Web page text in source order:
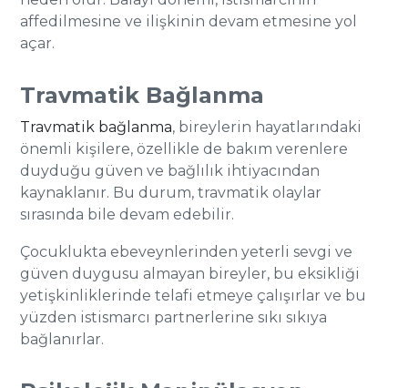
affedilmesine ve ilişkinin devam etmesine yol
açar.
Travmatik Bağlanma
Travmatik bağlanma, bireylerin hayatlarındaki
önemli kişilere, özellikle de bakım verenlere
duyduğu güven ve bağlılık ihtiyacından
kaynaklanır. Bu durum, travmatik olaylar
sırasında bile devam edebilir.
Çocuklukta ebeveynlerinden yeterli sevgi ve
güven duygusu almayan bireyler, bu eksikliği
yetişkinliklerinde telafi etmeye çalışırlar ve bu
yüzden istismarcı partnerlerine sıkı sıkıya
bağlanırlar.